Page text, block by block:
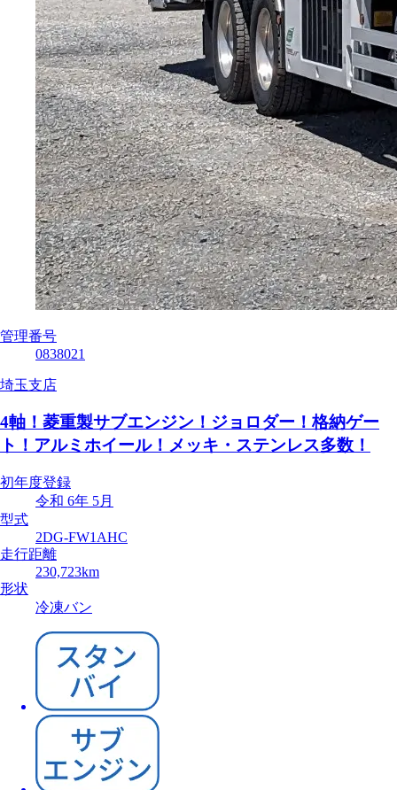
管理番号
0838021
埼玉支店
4軸！菱重製サブエンジン！ジョロダー！格納ゲー
ト！アルミホイール！メッキ・ステンレス多数！
初年度登録
令和 6年 5月
型式
2DG-FW1AHC
走行距離
230,723km
形状
冷凍バン